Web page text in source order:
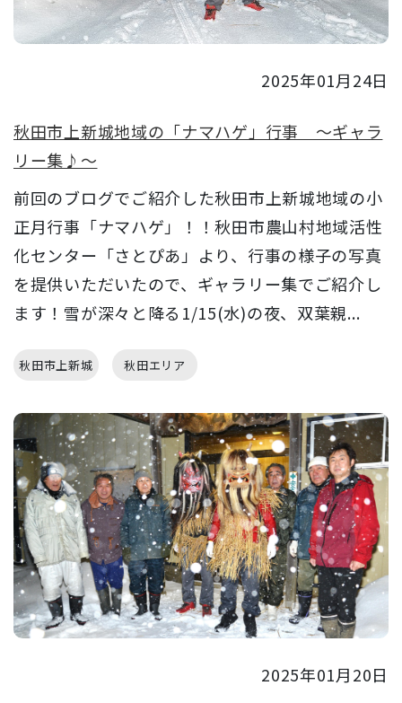
2025年01月24日
秋田市上新城地域の「ナマハゲ」行事 ～ギャラ
リー集♪～
前回のブログでご紹介した秋田市上新城地域の小
正月行事「ナマハゲ」！！秋田市農山村地域活性
化センター「さとぴあ」より、行事の様子の写真
を提供いただいたので、ギャラリー集でご紹介し
ます！雪が深々と降る1/15(水)の夜、双葉親...
秋田市上新城 秋田エリア
2025年01月20日